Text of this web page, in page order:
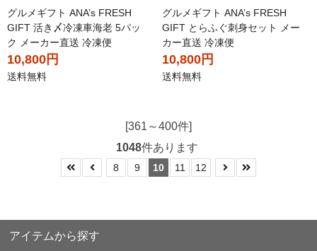
グルメギフト ANA’s FRESH
GIFT 活き〆冷凍車海老 5パッ
ク メーカー直送 冷凍便
10,800円
送料無料
グルメギフト ANA’s FRESH
GIFT とらふぐ刺身セット メー
カー直送 冷凍便
10,800円
送料無料
[361～400件]
1048件あります
8 9 10 11 12
アイテムから探す